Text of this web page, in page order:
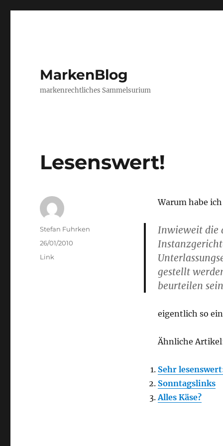
MarkenBlog
markenrechtliches Sammelsurium
Lesenswert!
Warum habe
Inwieweit die
gestellt
beurteilen
eigentlich so
Ähnliche
Sehr
Sonntagslinks
Alles Käse?
Author
Stefan Fuhrken
Posted
on
26/01/2010
Categories
Link